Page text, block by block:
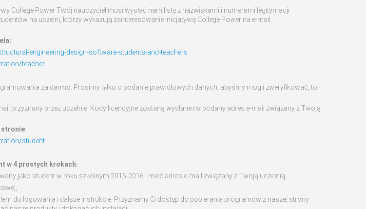
College Power Twój nauczyciel musi wysłać nam listę z nazwiskami i numerami legitymacji
na uczelni, którzy wykazują zainteresowanie inicjatywą College Power na e-mail:
engineering-design-software-students-and-teachers
teacher
za darmo. Prosimy tylko o podanie prawidłowych danych, abyśmy mogli zweryfikować, to
przyznany przez uczelnie. Kody licencyjne zostaną wysłane na podany adres e-mail związany z Twoją
stronie:
student
w 4 prostych krokach:
jako student w roku szkolnym 2015-2016 i mieć adres e-mail związany z Twoją uczelnią,
do logowania i dalsze instrukcje. Przyznamy Ci dostęp do pobierania programów z naszej strony